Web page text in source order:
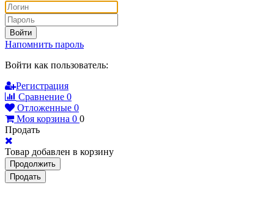
Войти
Напомнить пароль
Войти как пользователь:
Регистрация
Сравнение 0
Отложенные 0
Моя корзина 0 0
Продать
Товар добавлен в корзину
Продолжить
Продать